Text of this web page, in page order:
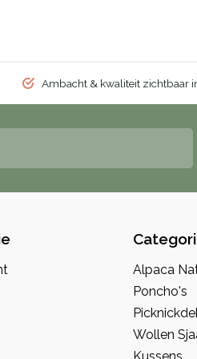
Ambacht & kwaliteit zichtbaar
Alpaca
Poncho's
Wollen
Kussens